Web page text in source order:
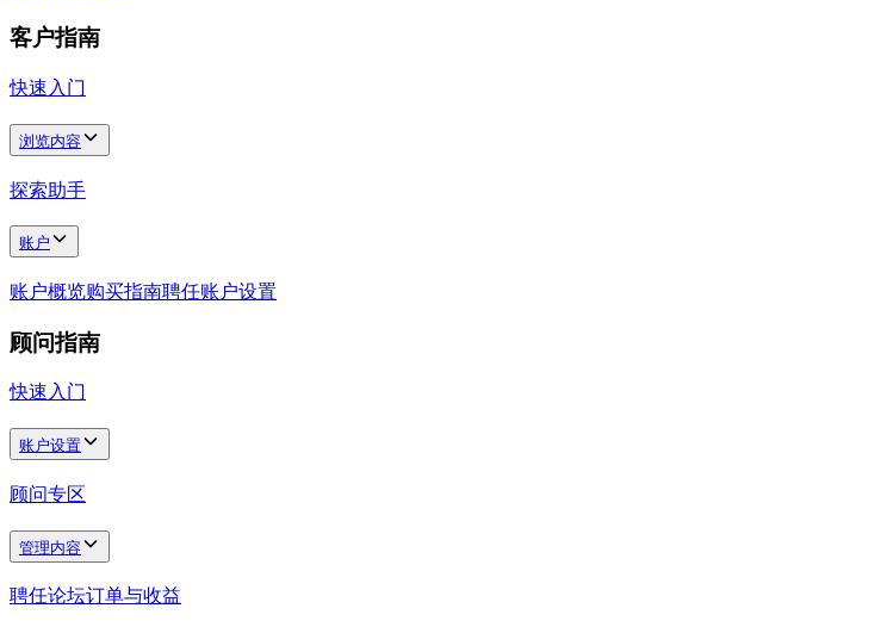
客户指南
快速入门
浏览内容
探索助手
账户
账户概览购买指南聘任账户设置
顾问指南
快速入门
账户设置
顾问专区
管理内容
聘任论坛订单与收益